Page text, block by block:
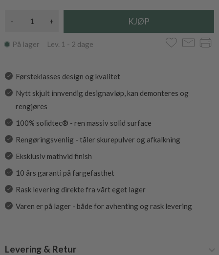
- +
På lager Lev. 1 - 2 dage
Førsteklasses design og kvalitet
Nytt skjult innvendig designavløp, kan demonteres og
rengjøres
100% solidtec® - ren massiv solid surface
Rengøringsvenlig - tåler skurepulver og afkalkning
Eksklusiv mathvid finish
10 års garanti på fargefasthet
Rask levering direkte fra vårt eget lager
Varen er på lager - både for avhenting og rask levering
Levering & Retur